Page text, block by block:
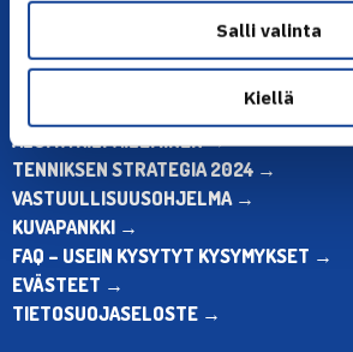
Salli valinta
Kiellä
KAIKKI YHTEYSTIEDOT →
ALOITA KILPAILEMINEN →
TENNIKSEN STRATEGIA 2024 →
VASTUULLISUUSOHJELMA →
KUVAPANKKI →
FAQ – USEIN KYSYTYT KYSYMYKSET →
EVÄSTEET →
TIETOSUOJASELOSTE →